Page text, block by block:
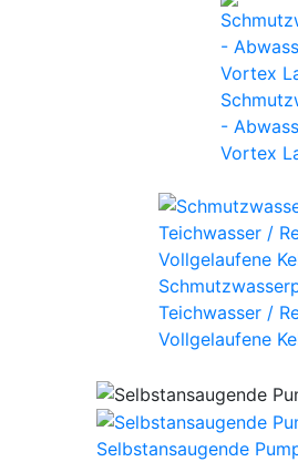
-
Vortex
Teichwasser /
Vollgelaufene
Selbstansaugende